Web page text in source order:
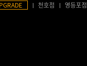
천호점 영등포점